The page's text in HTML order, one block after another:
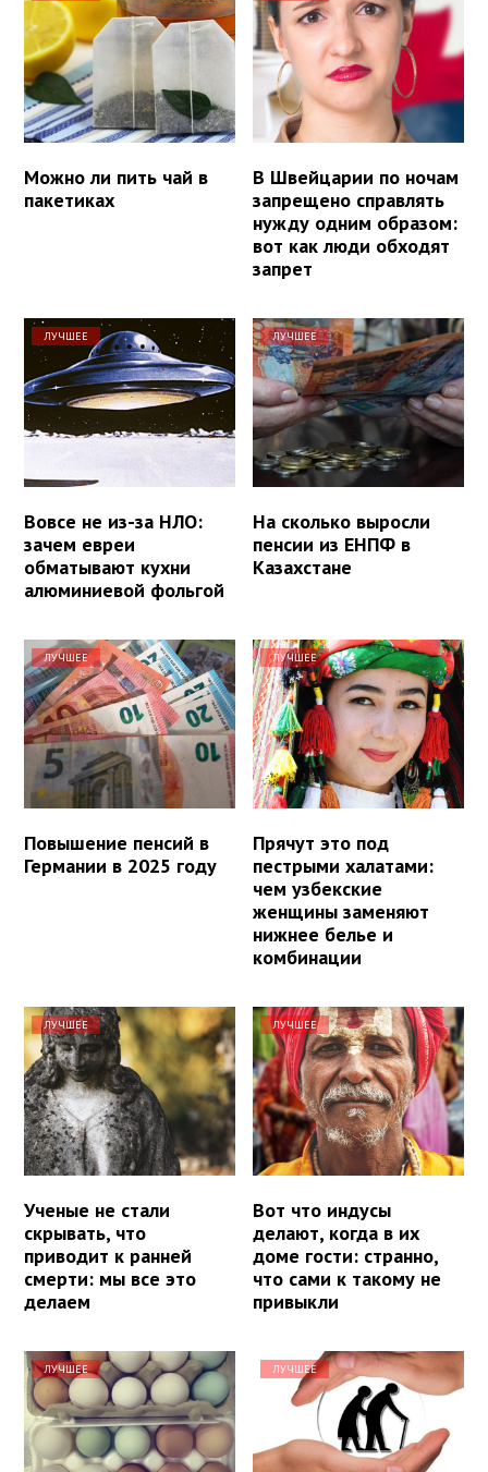
Можно ли пить чай в
пакетиках
В Швейцарии по ночам
запрещено справлять
нужду одним образом:
вот как люди обходят
запрет
ЛУЧШЕЕ
Вовсе не из-за НЛО:
зачем евреи
обматывают кухни
алюминиевой фольгой
ЛУЧШЕЕ
На сколько выросли
пенсии из ЕНПФ в
Казахстане
ЛУЧШЕЕ
Повышение пенсий в
Германии в 2025 году
ЛУЧШЕЕ
Прячут это под
пестрыми халатами:
чем узбекские
женщины заменяют
нижнее белье и
комбинации
ЛУЧШЕЕ
Ученые не стали
скрывать, что
приводит к ранней
смерти: мы все это
делаем
ЛУЧШЕЕ
Вот что индусы
делают, когда в их
доме гости: странно,
что сами к такому не
привыкли
ЛУЧШЕЕ ЛУЧШЕЕ